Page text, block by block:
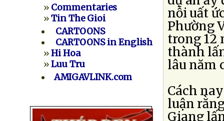
» Commentaries
»Tin The Gioi
CARTOONS
CARTOONS in English
»Hi Hoa
»Luu Tru
AMIGAVLINK.com
nỗi uất
Phường
trong 12
thành
lâu năm
Cách
luận
Giang